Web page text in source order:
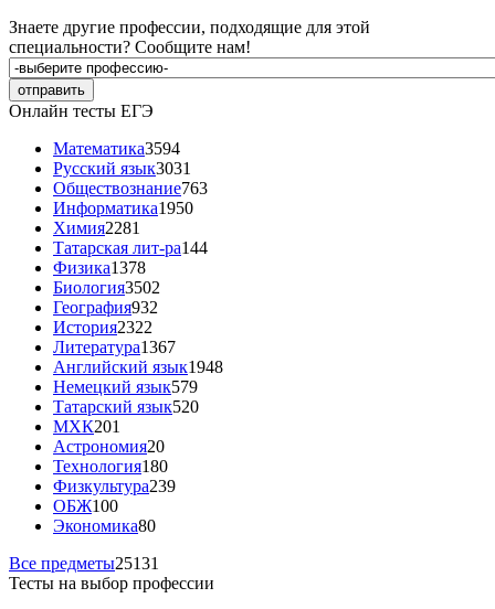
Знаете другие профессии, подходящие для этой
специальности? Сообщите нам!
Онлайн тесты ЕГЭ
Математика3594
Русский язык3031
Обществознание763
Информатика1950
Химия2281
Татарская лит-ра144
Физика1378
Биология3502
География932
История2322
Литература1367
Английский язык1948
Немецкий язык579
Татарский язык520
МХК201
Астрономия20
Технология180
Физкультура239
ОБЖ100
Экономика80
Все предметы25131
Тесты на выбор профессии